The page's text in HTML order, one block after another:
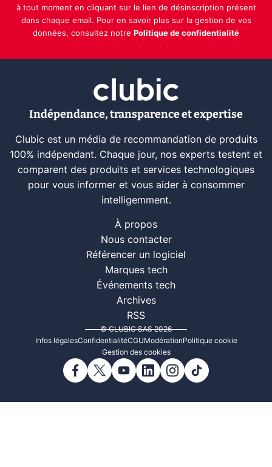
à tout moment en cliquant sur le lien de désinscription présent
dans chaque email. Pour en savoir plus sur la gestion de vos
données, consultez notre Politique de confidentialité
Indépendance, transparence et expertise
Clubic est un média de recommandation de produits
100% indépendant. Chaque jour, nos experts testent et
comparent des produits et services technologiques
pour vous informer et vous aider à consommer
intelligemment.
À propos
Nous contacter
Référencer un logiciel
Marques tech
Événements tech
Archives
RSS
© CLUBIC SAS 2026
Infos légalesConfidentialitéCGUModérationPolitique cookie
Gestion des cookies